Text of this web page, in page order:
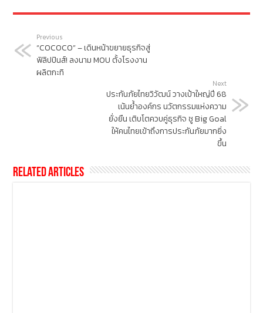
Previous
“COCOCO” – เดินหน้าขยายธุรกิจสู่
ฟิลิปปินส์! ลงนาม MOU ตั้งโรงงาน
ผลิตกะทิ
Next
ประกันภัยไทยวิวัฒน์ วางเป้าใหญ่ปี 68
เน้นย้ำองค์กร นวัตกรรมแห่งความ
ยั่งยืน เติบโตควบคู่ธุรกิจ ชู Big Goal
ให้คนไทยเข้าถึงการประกันภัยมากยิ่ง
ขึ้น
Related Articles